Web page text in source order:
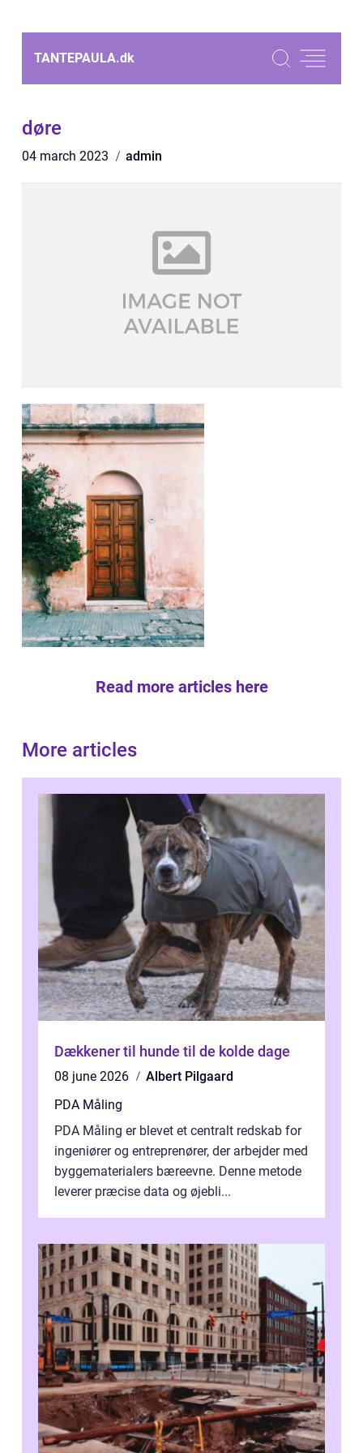
TANTEPAULA.dk
døre
04 march 2023 admin
Read more articles here
More articles
Dækkener til hunde til de kolde dage
08 june 2026
Albert Pilgaard
PDA Måling
PDA Måling er blevet et centralt redskab for
ingeniører og entreprenører, der arbejder med
byggematerialers bæreevne. Denne metode
leverer præcise data og øjebli...